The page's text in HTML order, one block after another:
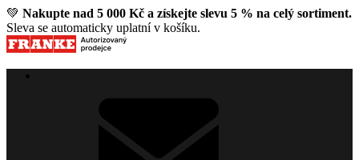
💚 Nakupte nad 5 000 Kč a získejte slevu 5 % na celý sortiment.
Sleva se automaticky uplatní v košíku.